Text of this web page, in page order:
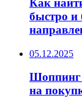
Как
быстро и
05.12.2025
Шоппинг
на